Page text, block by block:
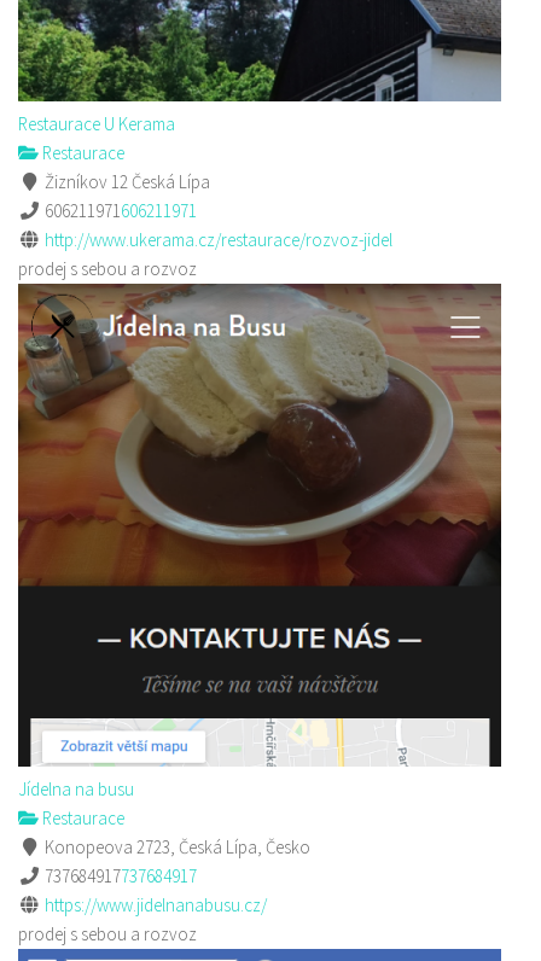
Restaurace U Kerama
Restaurace
Žizníkov 12 Česká Lípa
606211971606211971
http://www.ukerama.cz/restaurace/rozvoz-jidel
prodej s sebou a rozvoz
Jídelna na busu
Restaurace
Konopeova 2723, Česká Lípa, Česko
737684917737684917
https://www.jidelnanabusu.cz/
prodej s sebou a rozvoz